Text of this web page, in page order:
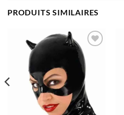
PRODUITS SIMILAIRES
Ajouter
à la liste
d’envies